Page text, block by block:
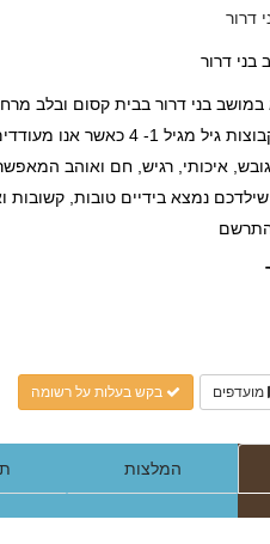
דרור
בני דרור בבית קסום ובלב
טבעית, משפחתית ונעימה בין כל ילדי הגן.
איכותי, רגיש, חם ואוהב
נמצא בידיים טובות, קשובות
מועדפים בקש בעלות על רשומה
המלצות